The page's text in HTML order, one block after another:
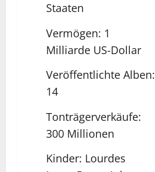
Staaten
Vermögen: 1
Milliarde US-Dollar
Veröffentlichte Alben:
14
Tonträgerverkäufe:
300 Millionen
Kinder: Lourdes